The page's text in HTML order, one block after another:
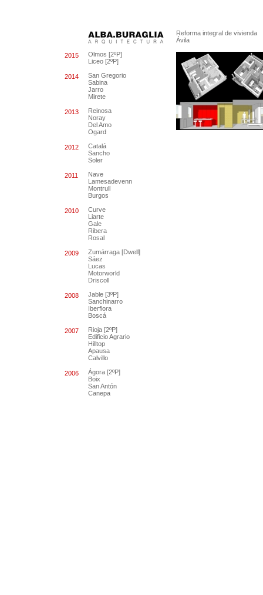
2015
Olmos [2ºP]
Liceo [2ºP]
2014
San Gregorio
Sabina
Jarro
Mirete
2013
Reinosa
Noray
Del Amo
Ogard
2012
Catalá
Sancho
Soler
2011
Nave
Lamesadevenn
Montrull
Burgos
2010
Curve
Liarte
Gale
Ribera
Rosal
2009
Zumárraga [Dwell]
Sáez
Lucas
Motorworld
Driscoll
2008
Jable [3ºP]
Sanchinarro
Iberflora
Boscá
2007
Rioja [2ºP]
Edificio Agrario
Hilltop
Apausa
Calvillo
2006
Ágora [2ºP]
Boix
San Antón
Canepa
Reforma integral de vivienda
Ávila